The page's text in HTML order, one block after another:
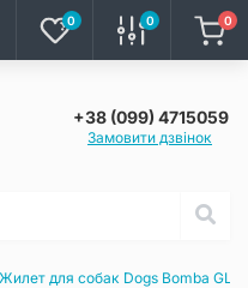
0 0 0
+38 (099) 4715059
Замовити дзвінок
Жилет для собак Dogs Bomba GL-